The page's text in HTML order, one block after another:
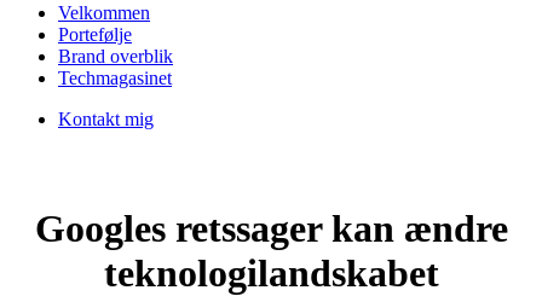
Menu
Velkommen
Portefølje
Brand overblik
Techmagasinet
Kontakt mig
Googles retssager kan ændre
teknologilandskabet